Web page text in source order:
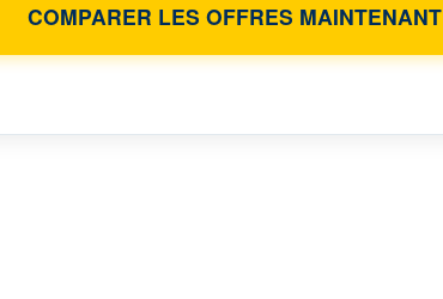
COMPARER LES OFFRES MAINTENANT